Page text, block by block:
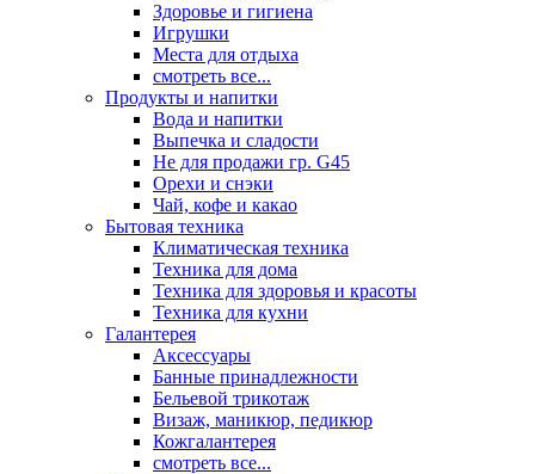
Здоровье и гигиена
Игрушки
Места для отдыха
смотреть все...
Продукты и напитки
Вода и напитки
Выпечка и сладости
Не для продажи гр. G45
Орехи и снэки
Чай, кофе и какао
Бытовая техника
Климатическая техника
Техника для дома
Техника для здоровья и красоты
Техника для кухни
Галантерея
Аксессуары
Банные принадлежности
Бельевой трикотаж
Визаж, маникюр, педикюр
Кожгалантерея
смотреть все...